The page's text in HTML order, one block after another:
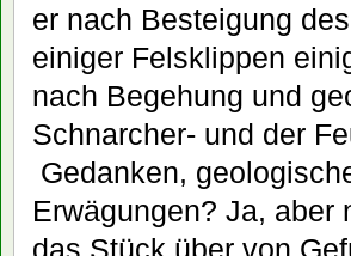
er nach Besteigung
einiger Felsklippen
nach Begehung und
Schnarcher- und der
Gedanken,
Erwägungen? Ja, aber
das Stück über von